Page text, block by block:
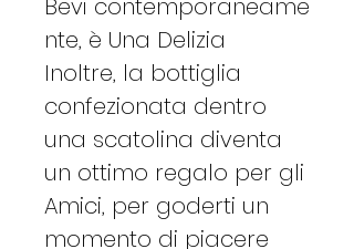
Bevi contemporaneame
nte, è Una Delizia
Inoltre, la bottiglia
confezionata dentro
una scatolina diventa
un ottimo regalo per gli
Amici, per goderti un
momento di piacere